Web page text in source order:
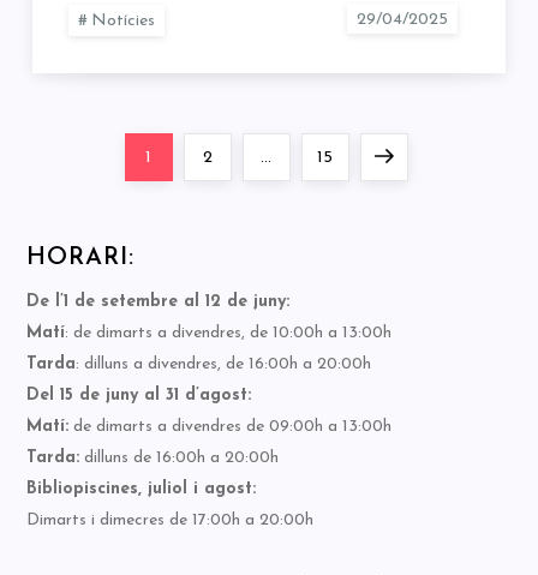
Notícies
Paginació
les
entrades
Page
1 Page
2 … Page
15 Next
HORARI:
De l’1 de setembre al 12 de juny:
Matí: de dimarts a divendres, de 10:00h a 13:00h
Tarda: dilluns a divendres, de 16:00h a 20:00h
Del 15 de juny al 31 d’agost:
Matí: de dimarts a divendres de 09:00h a 13:00h
Tarda: dilluns de 16:00h a 20:00h
Bibliopiscines, juliol i agost:
Dimarts i dimecres de 17:00h a 20:00h